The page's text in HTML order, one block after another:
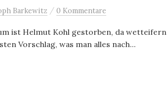
Barkewitz / 0 Kommentare
ist Helmut Kohl gestorben, da
Vorschlag, was man alles nach...